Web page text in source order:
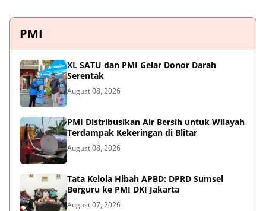
PMI
XL SATU dan PMI Gelar Donor Darah
Serentak
August 08, 2026
PMI Distribusikan Air Bersih untuk Wilayah
Terdampak Kekeringan di Blitar
August 08, 2026
Tata Kelola Hibah APBD: DPRD Sumsel
Berguru ke PMI DKI Jakarta
August 07, 2026